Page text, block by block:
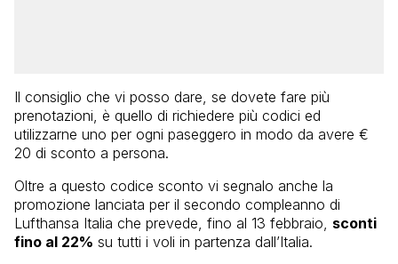
Il consiglio che vi posso dare, se dovete fare più
prenotazioni, è quello di richiedere più codici ed
utilizzarne uno per ogni paseggero in modo da avere €
20 di sconto a persona.
Oltre a questo codice sconto vi segnalo anche la
promozione lanciata per il secondo compleanno di
Lufthansa Italia che prevede, fino al 13 febbraio, sconti
fino al 22% su tutti i voli in partenza dall’Italia.